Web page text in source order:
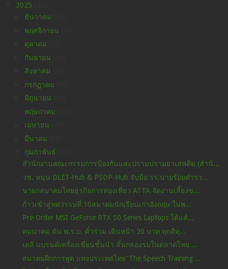
2025
ธันวาคม
พฤศจิกายน
ตุลาคม
กันยายน
สิงหาคม
กรกฎาคม
มิถุนายน
พฤษภาคม
เมษายน
มีนาคม
กุมภาพันธ์
สำนักงานคณะกรรมการป้องกันและปราบปรามยาเสพติด (สำนั...
วช. หนุน DLET-Hub & PSDP-Hub จับมือ รร.นายร้อยตำรว...
นายกสมาคมไทยธุรกิจการท่องเที่ยว ATTA จัดงานเลี้ยงข...
ก้าวเข้าสู่ทศวรรษที่ 10สมาคมนักเรียนเก่าอังกฤษ ในพ...
Pre-Order MSI GeForce RTX 50 Series Laptops ได้แล้...
คมนาคม ดัน พ.ร.บ. ตั๋วร่วม เดินหน้า 20 บาท ทุกสีทุ...
เดลิ แบรนด์เครื่องเขียนชั้นนำ ลั่นกลองรบในตลาดไทย ...
สมาคมฝึกการพูด แห่งประเทศไทย"The Speech Training ...